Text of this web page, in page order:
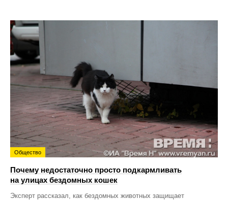
Общество
Почему недостаточно просто подкармливать
на улицах бездомных кошек
Эксперт рассказал, как бездомных животных защищает